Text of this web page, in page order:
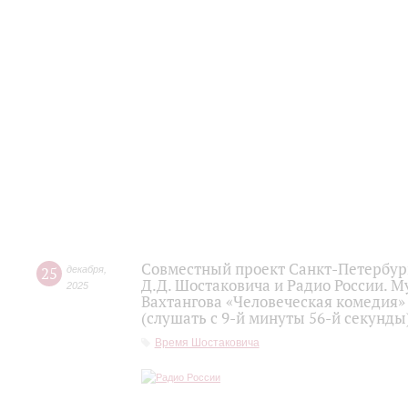
25 декабря
2025
Совместный проект Санкт-
Д.Д. Шостаковича и Радио России.
Вахтангова «Человеческая
(слушать с 9-й минуты 56-й
Время Шостаковича